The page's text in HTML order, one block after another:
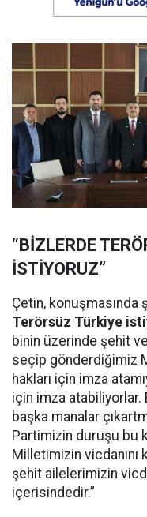
“BİZLERDE
İSTİYORUZ”
Çetin, konuşmasında
Terörsüz Türkiye
binin üzerinde şehit
seçip gönderdiğimiz
hakları için imza
için imza atabiliyorlar.
başka manalar
Partimizin duruşu bu
Milletimizin vicdanını
şehit ailelerimizin
içerisindedir.”